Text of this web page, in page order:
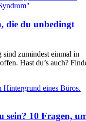
die du unbedingt
zumindest einmal in
Hast du’s auch?
sein? 10 Fragen,